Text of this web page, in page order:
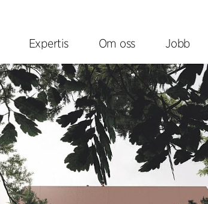
Expertis Om oss Jobb